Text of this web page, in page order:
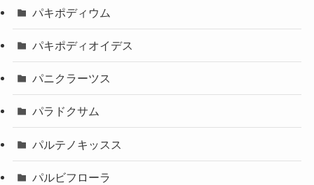
パキポディウム
パキポディオイデス
パニクラーツス
パラドクサム
パルテノキッスス
パルビフローラ